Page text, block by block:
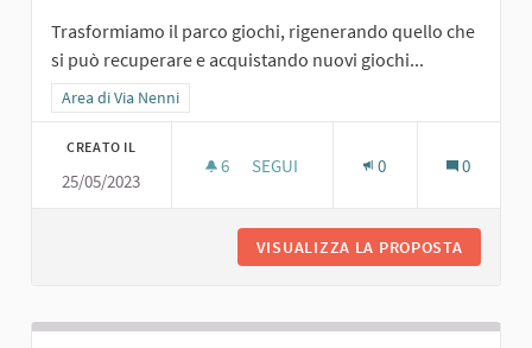
Trasformiamo il parco giochi, rigenerando quello che
si può recuperare e acquistando nuovi giochi...
Filtra i risultati per categoria: Area di Via Nenni
Area di Via Nenni
CREATO IL
25/05/2023
6 6 SOSTENITORI
SEGUI 0 0
VISUALIZZA LA PROPOSTA